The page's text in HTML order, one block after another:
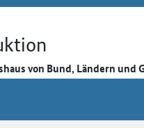
von Bund, Ländern und